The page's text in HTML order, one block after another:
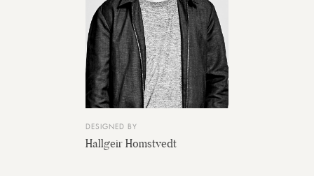
DESIGNED BY
Hallgeir Homstvedt